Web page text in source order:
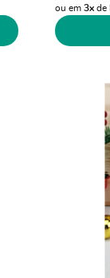
ou em 3xde